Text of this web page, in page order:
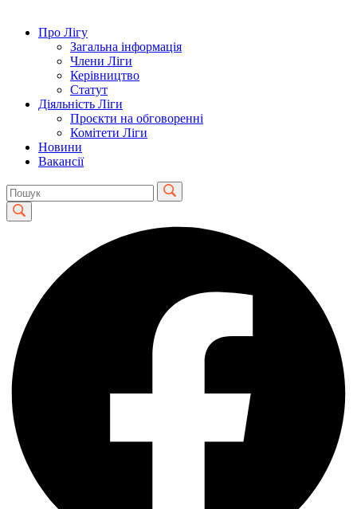
Про Лігу
Загальна інформація
Члени Ліги
Керівництво
Статут
Діяльність Ліги
Проєкти на обговоренні
Комітети Ліги
Новини
Вакансії